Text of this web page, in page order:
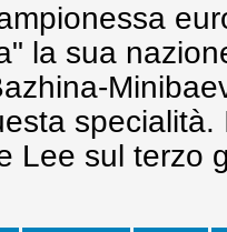
la sua
Lee sul terzo